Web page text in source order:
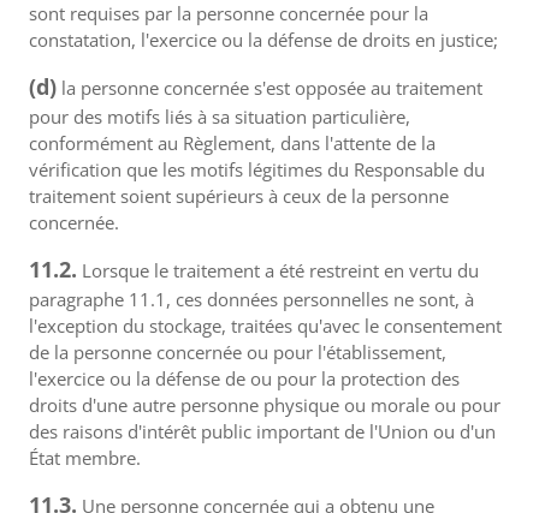
sont requises par la personne concernée pour la
constatation, l'exercice ou la défense de droits en justice;
(d) la personne concernée s'est opposée au traitement
pour des motifs liés à sa situation particulière,
conformément au Règlement, dans l'attente de la
vérification que les motifs légitimes du Responsable du
traitement soient supérieurs à ceux de la personne
concernée.
11.2. Lorsque le traitement a été restreint en vertu du
paragraphe 11.1, ces données personnelles ne sont, à
l'exception du stockage, traitées qu'avec le consentement
de la personne concernée ou pour l'établissement,
l'exercice ou la défense de ou pour la protection des
droits d'une autre personne physique ou morale ou pour
des raisons d'intérêt public important de l'Union ou d'un
État membre.
11.3. Une personne concernée qui a obtenu une